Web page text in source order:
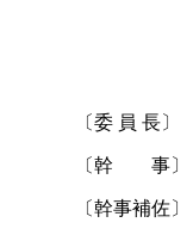
〔委 員 長〕
〔幹 事〕
〔幹事補佐〕